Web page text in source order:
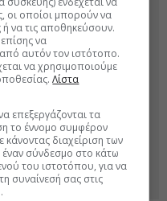
οι οποίοι μπορούν να
να τις αποθηκεύσουν.
να
αυτόν τον ιστότοπο.
να χρησιμοποιούμε
Λίστα
επεξεργάζονται τα
το έννομο συμφέρον
κάνοντας διαχείριση των
σύνδεσμο στο κάτω
του ιστοτόπου, για να
συναίνεσή σας στις